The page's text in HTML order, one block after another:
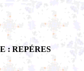
: REPÉRES